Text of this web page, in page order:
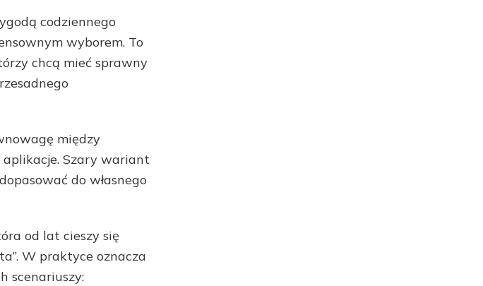
codziennego
wyborem. To
chcą mieć sprawny
między
Szary wariant
do własnego
od lat cieszy się
W praktyce oznacza
scenariuszy: